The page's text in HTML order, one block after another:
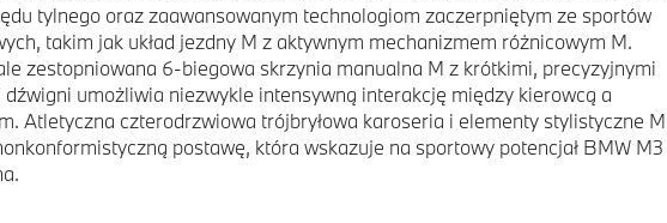
tylnego oraz zaawansowanym technologiom zaczerpniętym ze sportów
takim jak układ jezdny M z aktywnym mechanizmem różnicowym M.
zestopniowana 6-biegowa skrzynia manualna M z krótkimi, precyzyjnymi
dźwigni umożliwia niezwykle intensywną interakcję między kierowcą a
Atletyczna czterodrzwiowa trójbryłowa karoseria i elementy stylistyczne M
postawę, która wskazuje na sportowy potencjał BMW M3